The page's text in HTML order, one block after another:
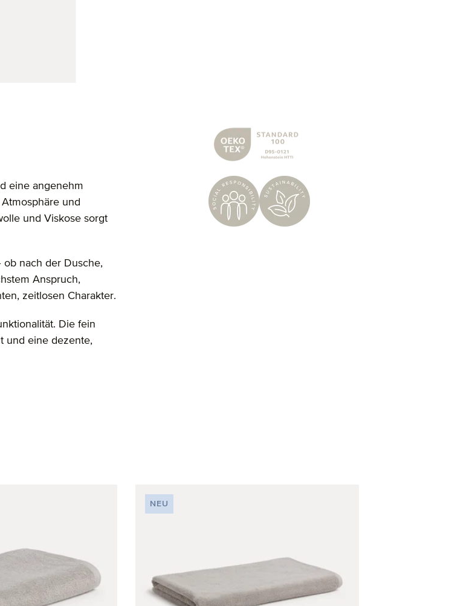
eine angenehm
und
und Viskose sorgt
nach der Dusche,
Anspruch,
zeitlosen Charakter.
Die fein
und eine dezente,
NEU